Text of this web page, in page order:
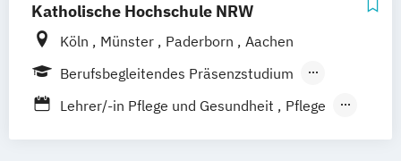
Katholische Hochschule NRW
Köln Münster Paderborn
Aachen
Berufsbegleitendes Präsenzstudium
Duales Studium
Vollzeit
Lehrer/-in Pflege und Gesundheit
Pflege